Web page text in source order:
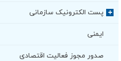
+ پست الکترونیک سازمانی
ایمنی
صدور مجوز فعالیت اقتصادی